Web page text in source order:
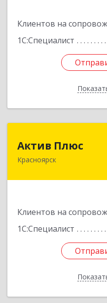
Клиентов на
1С:Специалист
Актив Плюс
Красноярск
Клиентов на
1С:Специалист
660017,